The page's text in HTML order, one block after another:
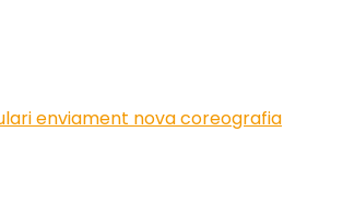
enviament nova coreografia